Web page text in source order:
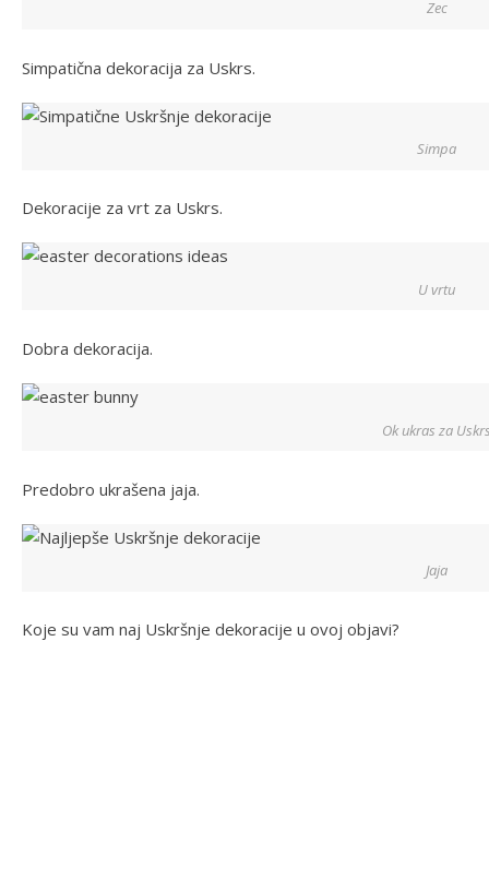
Zec
Simpatična dekoracija za Uskrs.
Simpa
Dekoracije za vrt za Uskrs.
U vrtu
Dobra dekoracija.
Ok ukras za
Predobro ukrašena jaja.
Jaja
Koje su vam naj Uskršnje dekoracije u ovoj objavi?